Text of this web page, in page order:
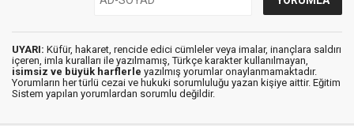
UYARI: Küfür, hakaret, rencide edici cümleler veya imalar, inançlara saldırı
içeren, imla kuralları ile yazılmamış, Türkçe karakter kullanılmayan,
isimsiz ve büyük harflerle yazılmış yorumlar onaylanmamaktadır.
Yorumların her türlü cezai ve hukuki sorumluluğu yazan kişiye aittir. Eğitim
Sistem yapılan yorumlardan sorumlu değildir.